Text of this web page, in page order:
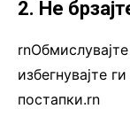
2. Не
избегнувајте
постапки.rn